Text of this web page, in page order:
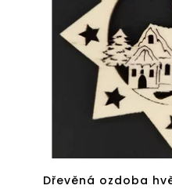
Dřevěná ozdoba